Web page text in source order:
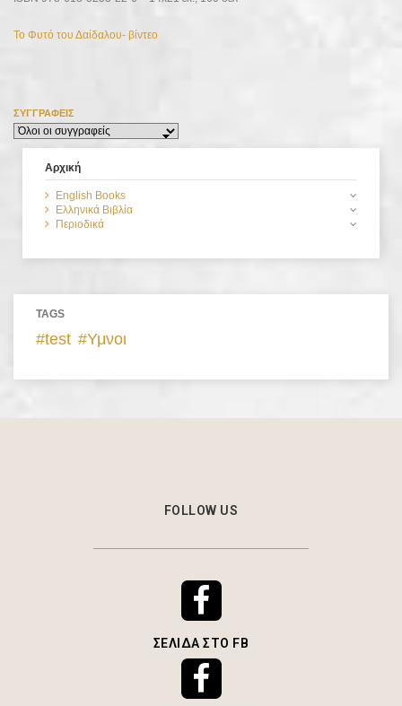
Το Φυτό του Δαίδαλου- βίντεο
ΣΥΓΓΡΑΦΕΊΣ
Αρχική
English Books
Ελληνικά Βιβλία
Περιοδικά
TAGS
test Υμνοι
FOLLOW US
ΣΕΛΊΔΑ ΣΤΟ FB